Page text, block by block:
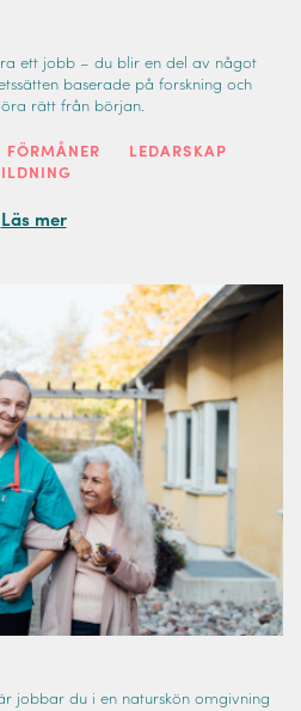
ett jobb – du blir en del av något
baserade på forskning och
rätt från början.
FÖRMÅNER
LEDARSKAP
Läs mer
jobbar du i en naturskön omgivning